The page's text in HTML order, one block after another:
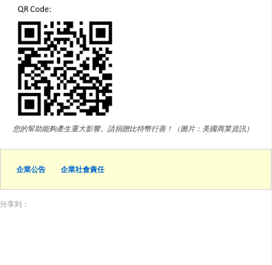
您的幫助能夠產生重大影響。請捐贈比特幣行善！（圖片：美國商業資訊）
企業公告 企業社會責任
分享到：